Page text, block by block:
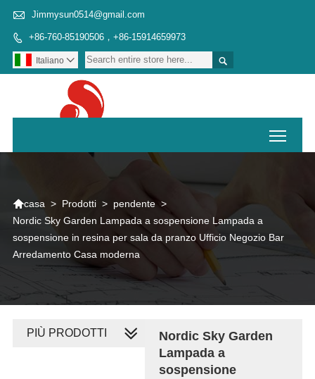
 Jimmysun0514@gmail.com
 +86-760-85190506，+86-15914659973

Italiano 
casa > Prodotti > pendente >
Nordic Sky Garden Lampada a sospensione Lampada a
sospensione in resina per sala da pranzo Ufficio Negozio Bar
Arredamento Casa moderna
Nordic Sky Garden
Lampada a
sospensione
PIÙ PRODOTTI